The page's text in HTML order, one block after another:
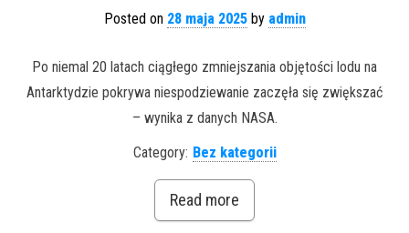
Posted on 28 maja 2025by admin
Po niemal 20 latach ciągłego zmniejszania objętości lodu na
Antarktydzie pokrywa niespodziewanie zaczęła się zwiększać
– wynika z danych NASA.
Category: Bez kategorii
Read more